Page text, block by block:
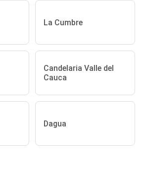
La Cumbre
Candelaria Valle del
Cauca
Dagua